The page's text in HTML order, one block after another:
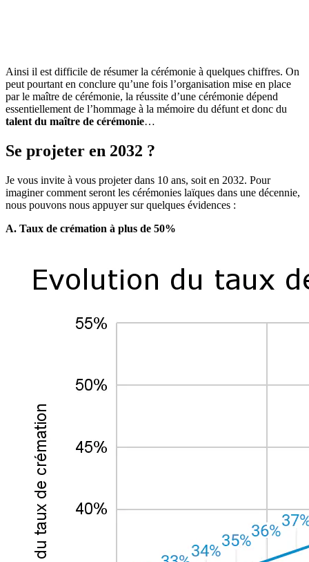
Ainsi il est difficile de résumer la cérémonie à quelques chiffres. On
peut pourtant en conclure qu’une fois l’organisation mise en place
par le maître de cérémonie, la réussite d’une cérémonie dépend
essentiellement de l’hommage à la mémoire du défunt et donc du
talent du maître de cérémonie…
Se projeter en 2032 ?
Je vous invite à vous projeter dans 10 ans, soit en 2032. Pour
imaginer comment seront les cérémonies laïques dans une décennie,
nous pouvons nous appuyer sur quelques évidences :
A. Taux de crémation à plus de 50%